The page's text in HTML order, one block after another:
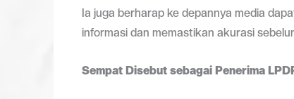
Ia juga berharap ke depannya media
informasi dan memastikan akurasi
Sempat Disebut sebagai Penerima